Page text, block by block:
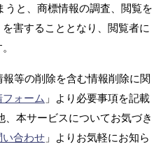
と、商標情報の調査、閲覧を
害することとなり、閲覧者に
等の削除を含む情報削除に関
ォーム 」より必要事項を記載
、本サービスについてお気づき
い合わせ 」よりお気軽にお知ら